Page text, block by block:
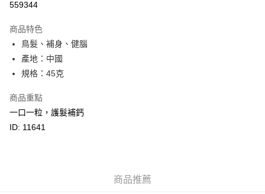
AlipayHK
PayMe
BoC Pay
其他轉帳方式
內將付款金額存入以上其中一個戶口，付款後請將收據或成功轉帳畫面截圖
559344
商品特色
鳥髮、補身、健腦
產地：中國
規格：45克
商品重點
一口一粒，護髮補鈣
ID: 11641
商品推薦